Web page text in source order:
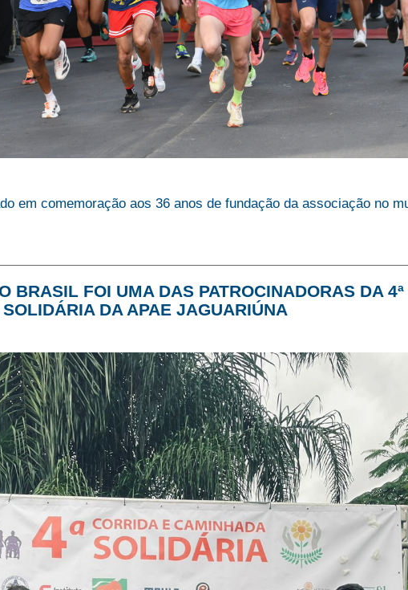
em comemoração aos 36 anos de fundação da associação no
BRASIL FOI UMA DAS PATROCINADORAS DA
DA APAE JAGUARIÚNA